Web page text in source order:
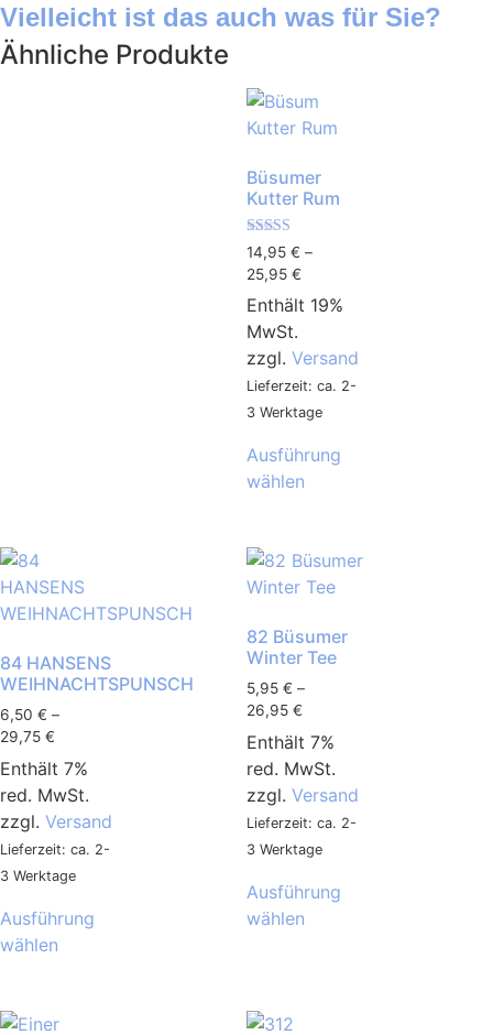
Vielleicht ist das auch was für Sie?
Ähnliche Produkte
Büsumer
Kutter Rum
Bewertet mit
5.00
von 5
14,95 € –
25,95 €
Enthält 19%
MwSt.
zzgl. Versand
Lieferzeit: ca. 2-
3 Werktage
Ausführung
wählen
84 HANSENS
WEIHNACHTSPUNSCH
6,50 € –
29,75 €
Enthält 7%
red. MwSt.
zzgl. Versand
Lieferzeit: ca. 2-
3 Werktage
Ausführung
wählen
82 Büsumer
Winter Tee
5,95 € –
26,95 €
Enthält 7%
red. MwSt.
zzgl. Versand
Lieferzeit: ca. 2-
3 Werktage
Ausführung
wählen